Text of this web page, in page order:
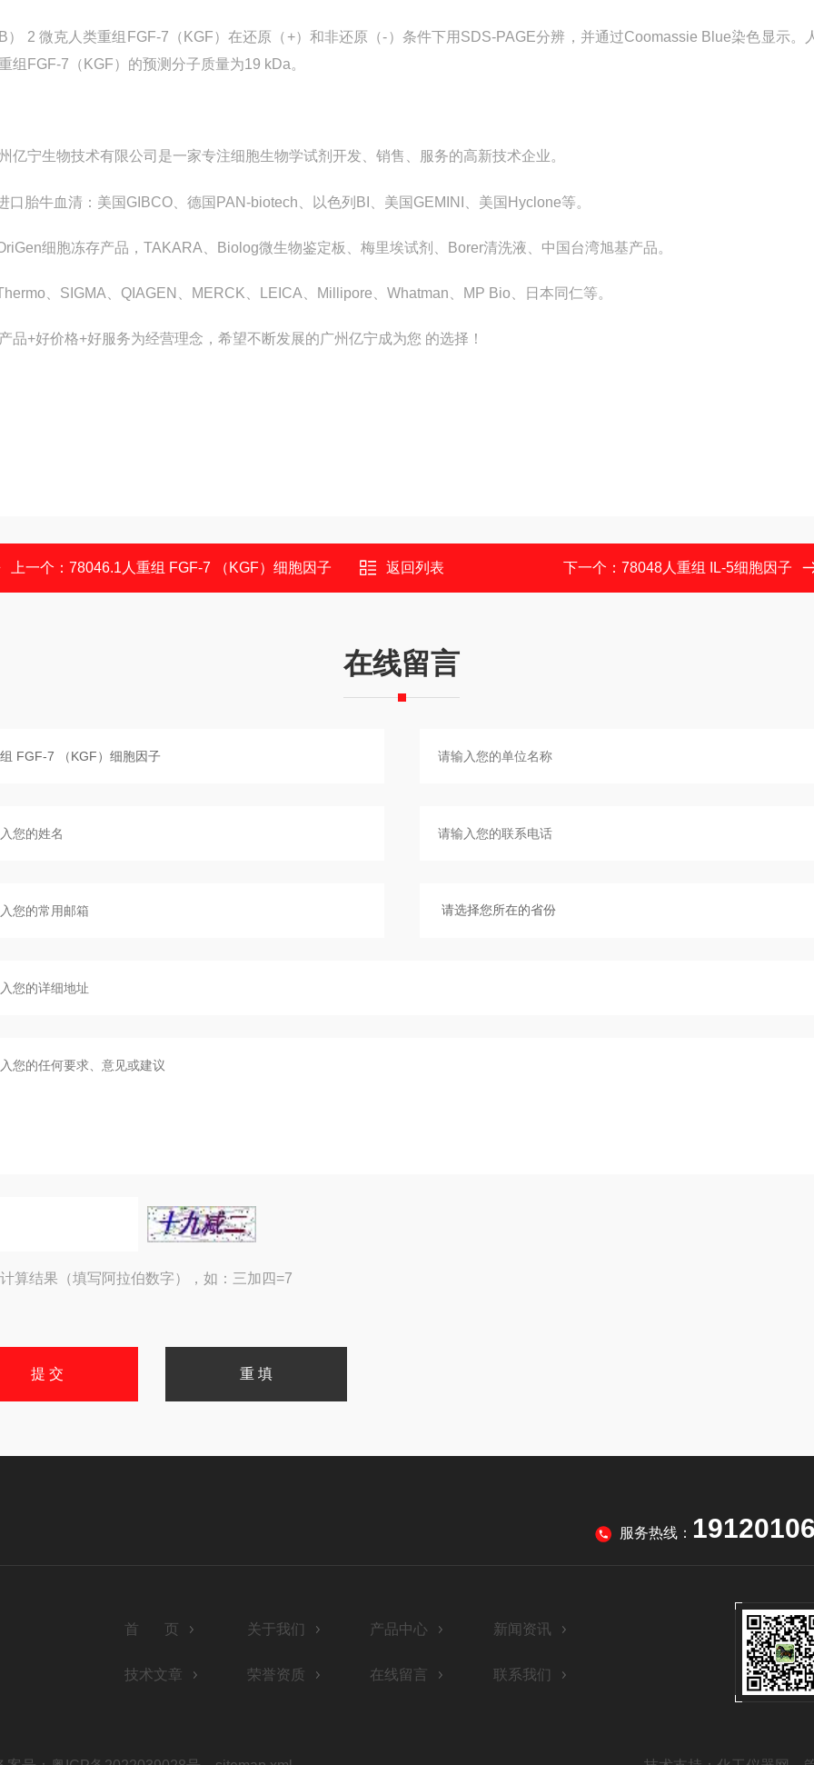
） 2 微克人类重组FGF-7（KGF）在还原（+）和非还原（-）条件下用SDS-PAGE分辨，并通过Coomassie Blue染色显示。
组FGF-7（KGF）的预测分子质量为19 kDa。
亿宁生物技术有限公司是一家专注细胞生物学试剂开发、销售、服务的高新技术企业。
口胎牛血清：美国GIBCO、德国PAN-biotech、以色列BI、美国GEMINI、美国Hyclone等。
细胞冻存产品，TAKARA、Biolog微生物鉴定板、梅里埃试剂、Borer清洗液、中国台湾旭基产品。
、SIGMA、QIAGEN、MERCK、LEICA、Millipore、Whatman、MP Bio、日本同仁等。
品+好价格+好服务为经营理念，希望不断发展的广州亿宁成为您 的选择！
上一个：78046.1人重组 FGF-7 （KGF）细胞因子 返回列表 下一个： 78048人重组 IL-5细胞因子
在线留言
算结果（填写阿拉伯数字），如：三加四=7
服务热线：
首 页 关于我们 产品中心 新闻资讯
技术文章 荣誉资质 在线留言 联系我们